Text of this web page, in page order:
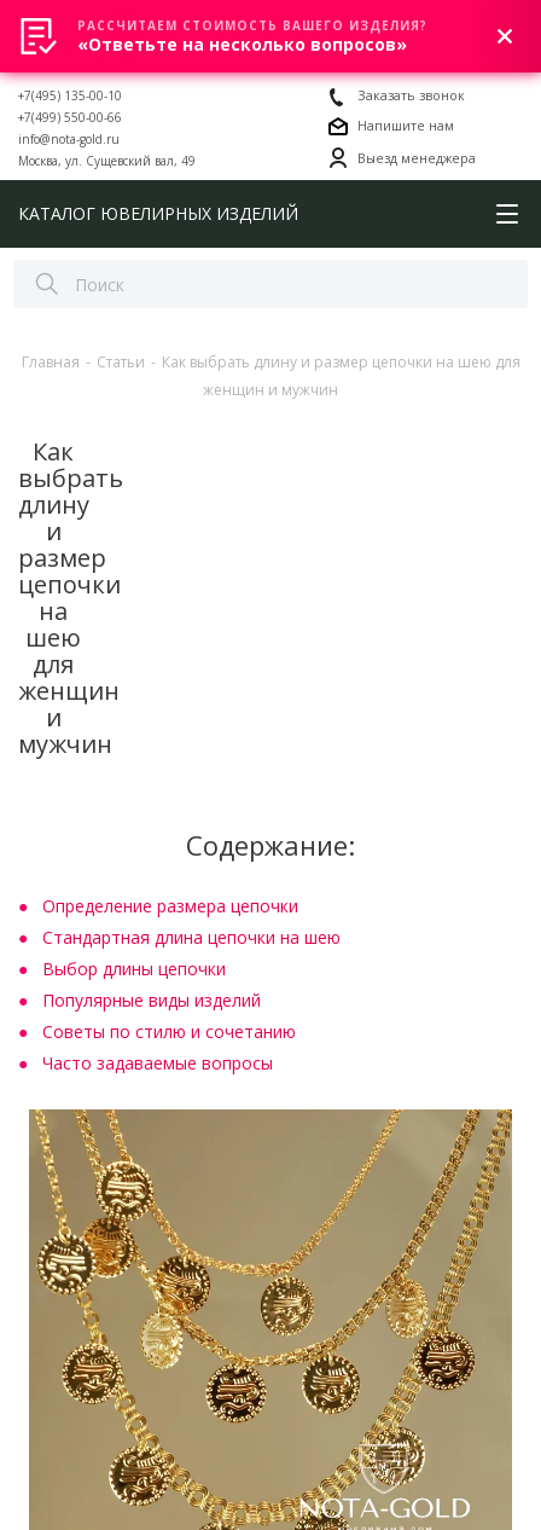
0
+7(495) 135-00-10
+7(499) 550-00-66
info@nota-gold.ru
Москва, ул. Сущевский вал, 49
Заказать звонок
Напишите нам
Выезд менеджера
КАТАЛОГ ЮВЕЛИРНЫХ ИЗДЕЛИЙ
Главная - Статьи - Как выбрать длину и размер цепочки на шею для
женщин и мужчин
Как
выбрать
длину
и
размер
цепочки
на
шею
для
женщин
и
мужчин
Содержание:
Определение размера цепочки
Стандартная длина цепочки на шею
Выбор длины цепочки
Популярные виды изделий
Советы по стилю и сочетанию
Часто задаваемые вопросы
РАССЧИТАЕМ СТОИМОСТЬ ВАШЕГО ИЗДЕЛИЯ?
«Ответьте на несколько вопросов»